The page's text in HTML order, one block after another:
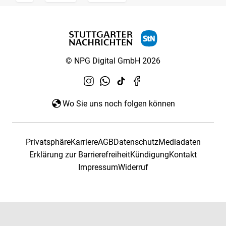
© NPG Digital GmbH 2026
Wo Sie uns noch folgen können
PrivatsphäreKarriereAGBDatenschutzMediadaten
Erklärung zur BarrierefreiheitKündigungKontakt
ImpressumWiderruf